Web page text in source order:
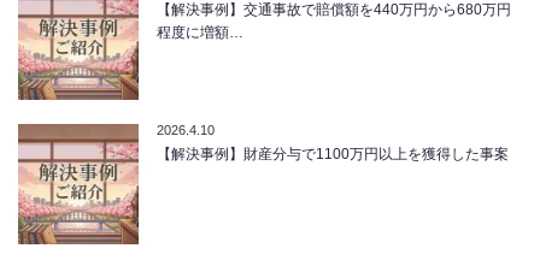
【解決事例】交通事故で賠償額を440万円から680万円
程度に増額…
2026.4.10
【解決事例】財産分与で1100万円以上を獲得した事案